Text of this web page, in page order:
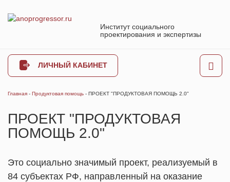
Институт социального
проектирования и экспертизы
ЛИЧНЫЙ КАБИНЕТ
Главная - Продуктовая помощь - ПРОЕКТ "ПРОДУКТОВАЯ ПОМОЩЬ 2.0"
ПРОЕКТ "ПРОДУКТОВАЯ
ПОМОЩЬ 2.0"
Это социально значимый проект, реализуемый в
84 субъектах РФ, направленный на оказание